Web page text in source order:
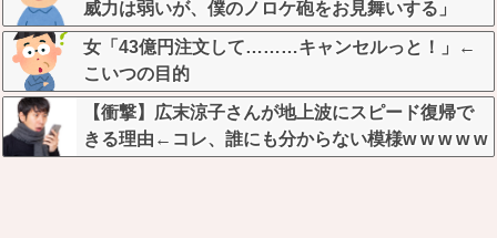
威力は弱いが、僕のノロケ砲をお見舞いする」
女「43億円注文して………キャンセルっと！」←
こいつの目的
【衝撃】広末涼子さんが地上波にスピード復帰で
きる理由←コレ、誰にも分からない模様w w w w w